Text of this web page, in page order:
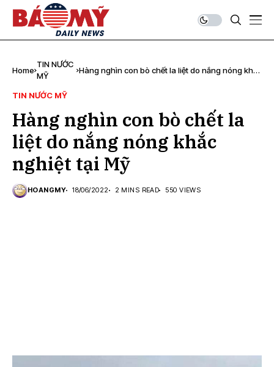
Home
TIN NƯỚC
MỸ
Hàng nghìn con bò chết la liệt do nắng nóng khắc
TIN NƯỚC MỸ
Hàng nghìn con bò chết la
liệt do nắng nóng khắc
nghiệt tại Mỹ
HOANGMY 18/06/2022 2 MINS READ 550 VIEWS